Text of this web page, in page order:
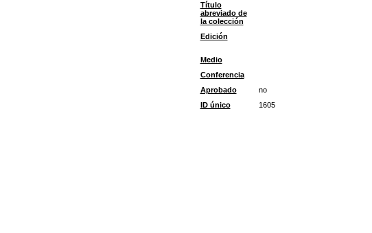
Título
abreviado de
la colección
Edición
Medio
Conferencia
Aprobado
no
ID único
1605